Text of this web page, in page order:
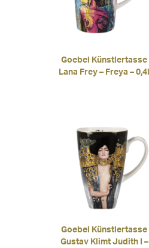
Goebel Künstlertasse
Lana Frey – Freya – 0,4l
Goebel Künstlertasse
Gustav Klimt Judith I –